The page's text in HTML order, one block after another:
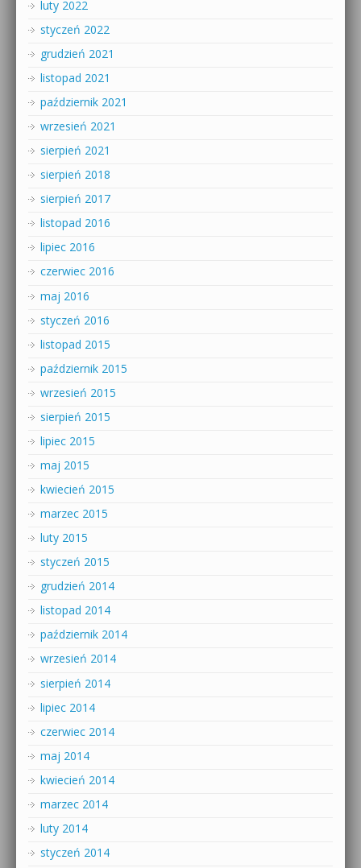
luty 2022
styczeń 2022
grudzień 2021
listopad 2021
październik 2021
wrzesień 2021
sierpień 2021
sierpień 2018
sierpień 2017
listopad 2016
lipiec 2016
czerwiec 2016
maj 2016
styczeń 2016
listopad 2015
październik 2015
wrzesień 2015
sierpień 2015
lipiec 2015
maj 2015
kwiecień 2015
marzec 2015
luty 2015
styczeń 2015
grudzień 2014
listopad 2014
październik 2014
wrzesień 2014
sierpień 2014
lipiec 2014
czerwiec 2014
maj 2014
kwiecień 2014
marzec 2014
luty 2014
styczeń 2014